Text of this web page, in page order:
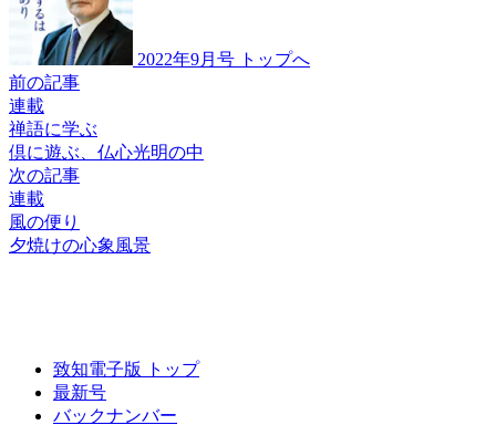
2022年9月号 トップへ
前の記事
連載
禅語に学ぶ
倶に遊ぶ、仏心光明の中
次の記事
連載
風の便り
夕焼けの心象風景
致知電子版 トップ
最新号
バックナンバー